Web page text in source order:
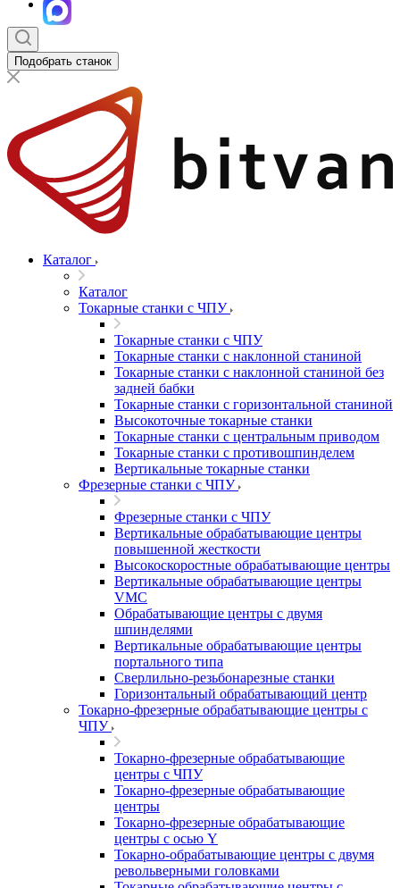
Подобрать станок
Каталог
Каталог
Токарные станки с ЧПУ
Токарные станки с ЧПУ
Токарные станки с наклонной станиной
Токарные станки с наклонной станиной без
задней бабки
Токарные станки с горизонтальной станиной
Высокоточные токарные станки
Токарные станки с центральным приводом
Токарные станки с противошпинделем
Вертикальные токарные станки
Фрезерные станки с ЧПУ
Фрезерные станки с ЧПУ
Вертикальные обрабатывающие центры
повышенной жесткости
Высокоскоростные обрабатывающие центры
Вертикальные обрабатывающие центры
VMC
Обрабатывающие центры с двумя
шпинделями
Вертикальные обрабатывающие центры
портального типа
Сверлильно-резьбонарезные станки
Горизонтальный обрабатывающий центр
Токарно-фрезерные обрабатывающие центры с
ЧПУ
Токарно-фрезерные обрабатывающие
центры с ЧПУ
Токарно-фрезерные обрабатывающие
центры
Токарно-фрезерные обрабатывающие
центры с осью Y
Токарно-обрабатывающие центры c двумя
револьверными головками